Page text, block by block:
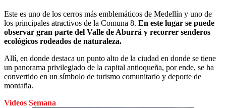
Este es uno de los cerros más emblemáticos de Medellín y uno de
los principales atractivos de la Comuna 8. En este lugar se puede
observar gran parte del Valle de Aburrá y recorrer senderos
ecológicos rodeados de naturaleza.
Allí, en donde destaca un punto alto de la ciudad en donde se tiene
un panorama privilegiado de la capital antioqueña, por ende, se ha
convertido en un símbolo de turismo comunitario y deporte de
montaña.
Videos Semana